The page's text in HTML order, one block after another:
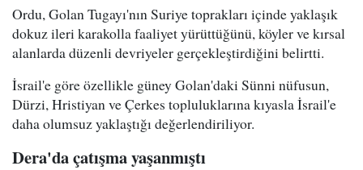
Ordu, Golan Tugayı'nın Suriye toprakları içinde yaklaşık
dokuz ileri karakolla faaliyet yürüttüğünü, köyler ve kırsal
alanlarda düzenli devriyeler gerçekleştirdiğini belirtti.
İsrail'e göre özellikle güney Golan'daki Sünni nüfusun,
Dürzi, Hristiyan ve Çerkes topluluklarına kıyasla İsrail'e
daha olumsuz yaklaştığı değerlendiriliyor.
Dera'da çatışma yaşanmıştı